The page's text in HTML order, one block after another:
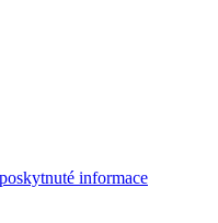
informace